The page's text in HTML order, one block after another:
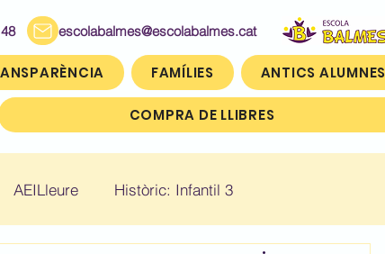
escolabalmes@escolabalmes.cat
FAMÍLIES ANTICS ALUMNES
COMPRA DE LLIBRES
AEILleure Històric: Infantil 3